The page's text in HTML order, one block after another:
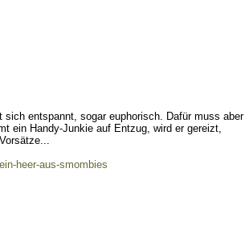
entspannt, sogar euphorisch. Dafür muss aber
ein Handy-Junkie auf Entzug, wird er gereizt,
heer-aus-smombies